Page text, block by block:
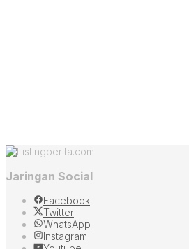
Jaringan Social
Facebook
Twitter
WhatsApp
Instagram